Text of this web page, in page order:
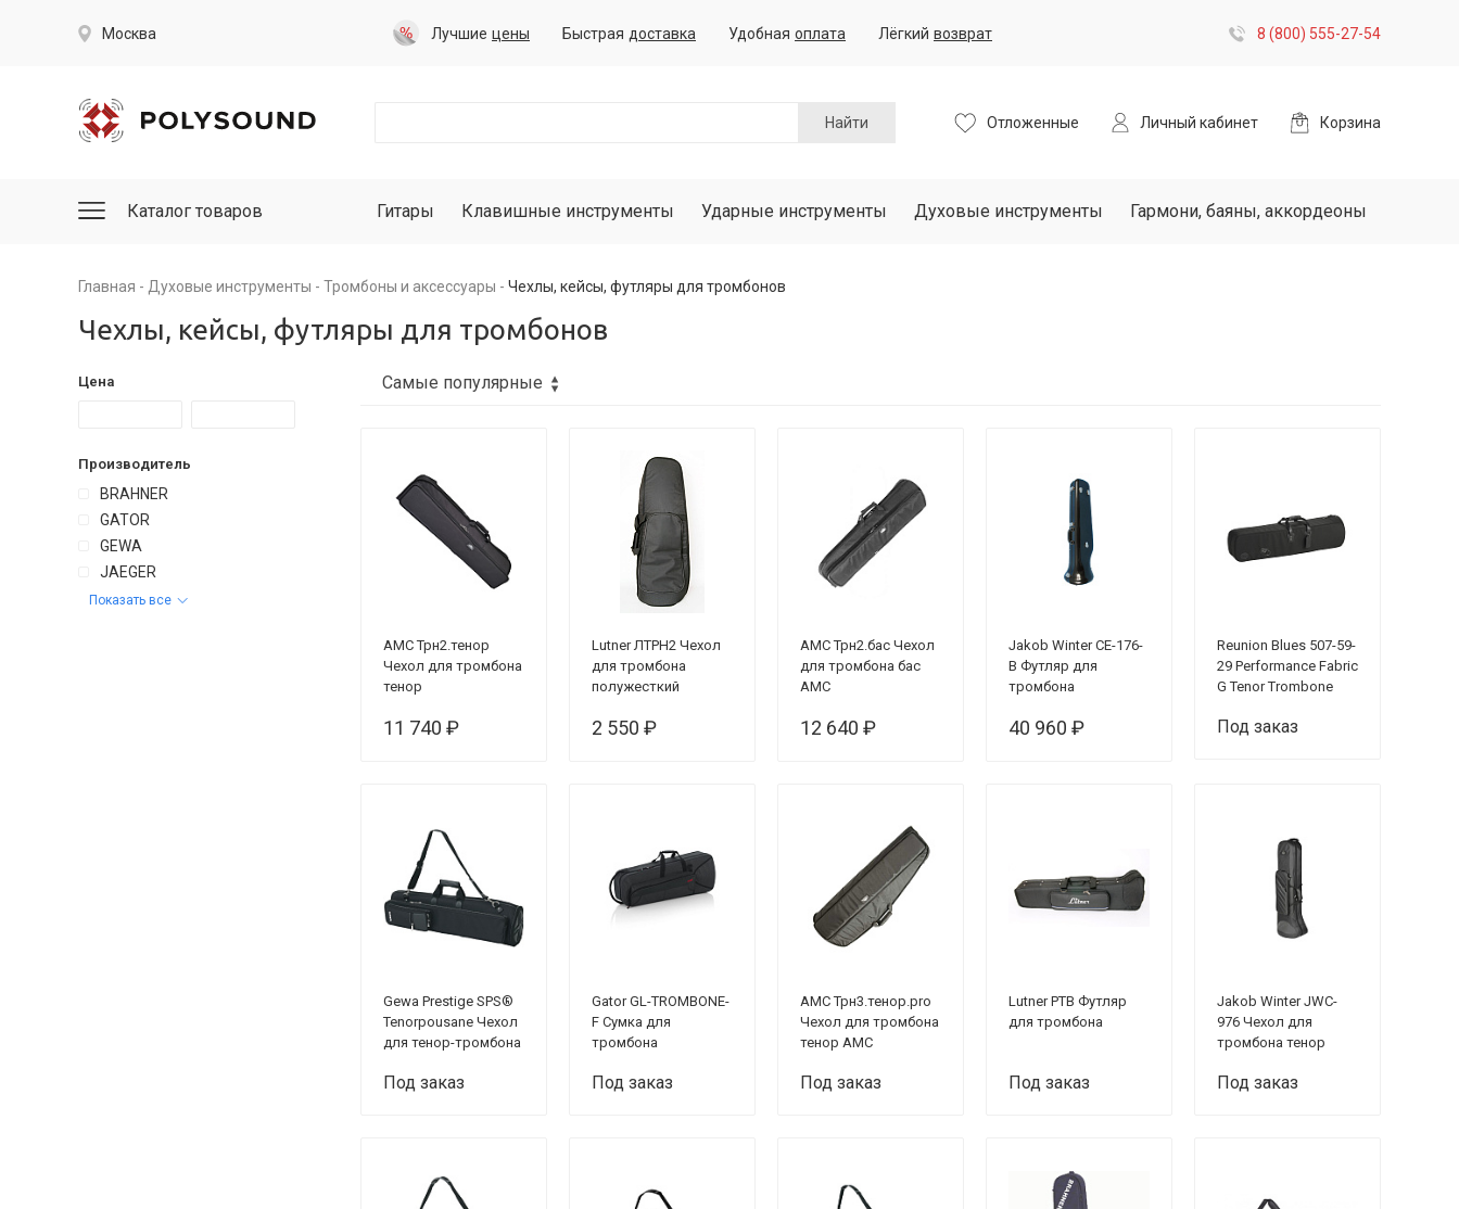
Москва Лучшие цены Быстрая доставка Удобная оплата Лёгкий возврат 8 (800) 555-27-54
Найти Отложенные Личный кабинет Корзина
Каталог товаров Гитары Клавишные инструменты Ударные инструменты Духовые инструменты Гармони, баяны, аккордеоны
Главная Духовые инструменты Тромбоны и аксессуары Чехлы, кейсы, футляры для тромбонов
Чехлы, кейсы, футляры для тромбонов
Цена
Производитель
BRAHNER
GATOR
GEWA
JAEGER
Показать все
AMC Трн2.тенор
Чехол для тромбона
тенор
11 740 ₽
Lutner ЛТРН2 Чехол
для тромбона
полужесткий
2 550 ₽
AMC Трн2.бас Чехол
для тромбона бас
АМС
12 640 ₽
Jakob Winter CE-176-
B Футляр для
тромбона
40 960 ₽
Reunion Blues 507-59-
29 Performance Fabric
G Tenor Trombone
тромбона (черный)
Под заказ
Gewa Prestige SPS®
Tenorpousane Чехол
для тенор-тромбона
Под заказ
Gator GL-TROMBONE-
F Сумка для
тромбона
Под заказ
AMC Трн3.тенор.pro
Чехол для тромбона
тенор АМС
Под заказ
Lutner PTB Футляр
для тромбона
Под заказ
Jakob Winter JWC-
976 Чехол для
тромбона тенор
Под заказ